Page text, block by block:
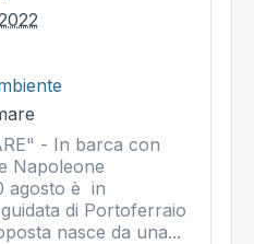
- In barca con
Napoleone
agosto è in
di Portoferraio
nasce da una...